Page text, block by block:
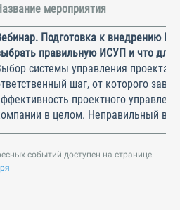
мероприятия
Подготовка к внедрению
правильную ИСУП и что для
системы управления
шаг, от которого
проектного
в целом. Неправильный
событий доступен на странице